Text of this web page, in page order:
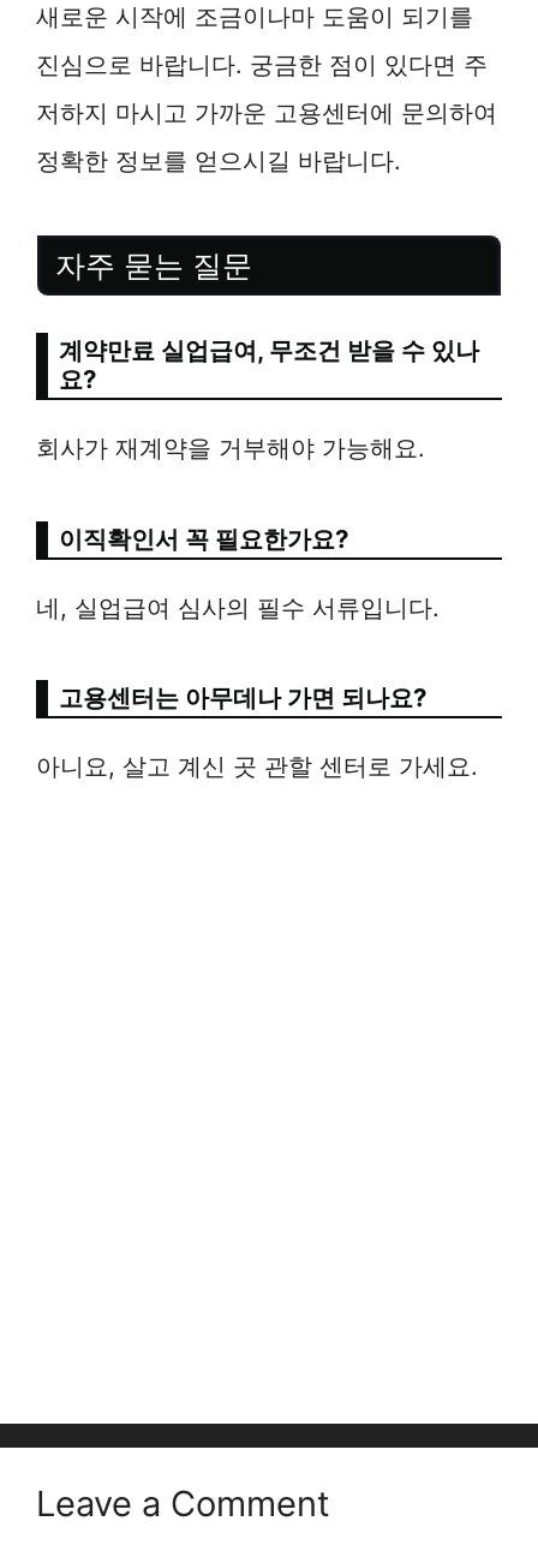
새로운 시작에 조금이나마 도움이 되기를
진심으로 바랍니다. 궁금한 점이 있다면 주
저하지 마시고 가까운 고용센터에 문의하여
정확한 정보를 얻으시길 바랍니다.
자주 묻는 질문
계약만료 실업급여, 무조건 받을 수 있나
요?
회사가 재계약을 거부해야 가능해요.
이직확인서 꼭 필요한가요?
네, 실업급여 심사의 필수 서류입니다.
고용센터는 아무데나 가면 되나요?
아니요, 살고 계신 곳 관할 센터로 가세요.
Leave a Comment